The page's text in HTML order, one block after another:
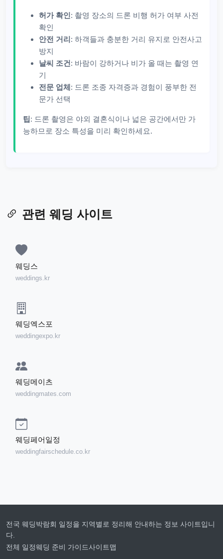
허가 확인 : 촬영 장소의 드론 비행 허가 여부 사전
확인
안전 거리: 하객들과 충분한 거리 유지로 안전사고
방지
날씨 조건 : 바람이 강하거나 비가 올 때는 촬영 연
기
전문 업체 : 드론 조종 자격증과 경험이 풍부한 전
문가 선택
팁 : 드론 촬영은 야외 결혼식이나 넓은 공간에서만 가
능하므로 장소 특성을 미리 확인하세요.
관련 웨딩 사이트
웨딩스
weddings.kr
웨딩엑스포
weddingexpo.kr
웨딩메이츠
weddingmates.com
웨딩페어일정
weddingfairschedule.co.kr
전국 웨딩박람회 일정을 지역별로 정리해 안내하는 정보 사이트입니
다.
전체 일정웨딩 준비 가이드사이트맵